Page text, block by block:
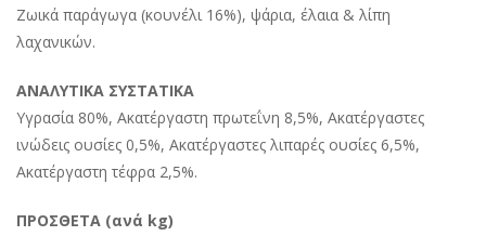
Ζωικά παράγωγα (κουνέλι 16%), ψάρια, έλαια & λίπη
λαχανικών.
ΑΝΑΛΥΤΙΚΑ ΣΥΣΤΑΤΙΚΑ
Υγρασία 80%, Ακατέργαστη πρωτεΐνη 8,5%, Ακατέργαστες
ινώδεις ουσίες 0,5%, Ακατέργαστες λιπαρές ουσίες 6,5%,
Ακατέργαστη τέφρα 2,5%.
ΠΡΟΣΘΕΤΑ (ανά kg)